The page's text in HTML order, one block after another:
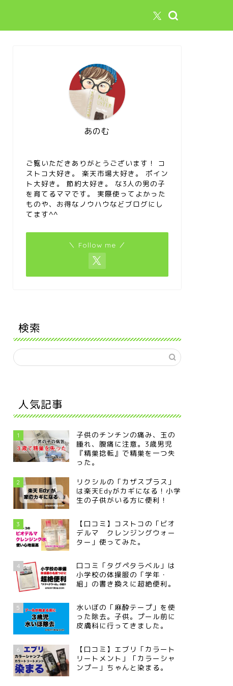
あのむ
ご覧いただきありがとうございます！ コ
ストコ大好き。 楽天市場大好き。 ポイン
ト大好き。 節約大好き。 な3人の男の子
を育てるママです。 実際使ってよかった
ものや、お得なノウハウなどブログにし
てます^^
＼ Follow me ／
検索
人気記事
1
子供のチンチンの痛み、玉の
腫れ、腹痛に注意。3歳男児
『精巣捻転』で精巣を一つ失
った。
2
リクシルの「カザスプラス」
は楽天Edyがカギになる！小学
生の子供がいる方に便利！
3
【口コミ】コストコの「ビオ
デルマ クレンジングウォー
ター」使ってみた。
4
口コミ「タグペタラベル」は
小学校の体操服の「学年・
組」の書き換えに超絶便利。
5
水いぼの「麻酔テープ」を使
った除去。子供。プール前に
皮膚科に行ってきました。
6
【口コミ】エブリ「カラート
リートメント」「カラーシャ
ンプー」ちゃんと染まる。